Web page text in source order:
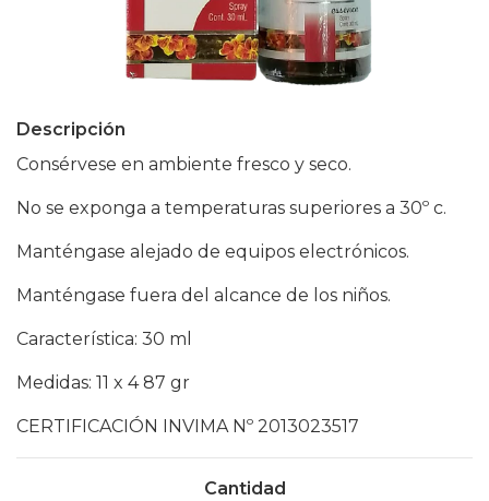
Descripción
Consérvese en ambiente fresco y seco.
No se exponga a temperaturas superiores a 30º c.
Manténgase alejado de equipos electrónicos.
Manténgase fuera del alcance de los niños.
Característica: 30 ml
Medidas: 11 x 4 87 gr
CERTIFICACIÓN INVIMA Nº 2013023517
Cantidad